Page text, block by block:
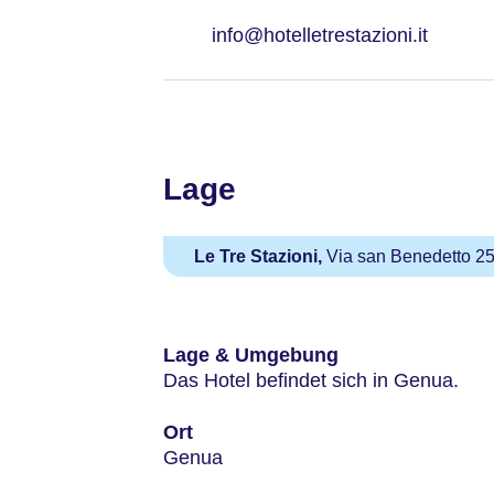
info@hotelletrestazioni.it
Lage
Le Tre Stazioni, Via san Benedetto
Lage & Umgebung
Das Hotel befindet sich in Genua.
Ort
Genua